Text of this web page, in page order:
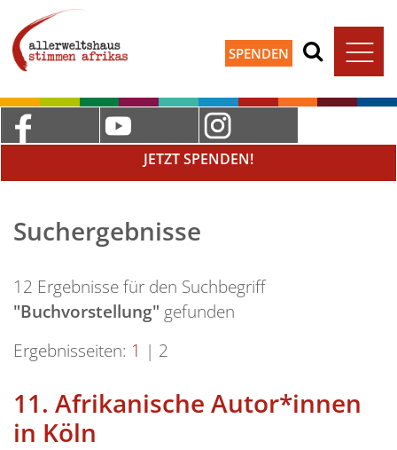
SPENDEN
JETZT SPENDEN!
Suchergebnisse
12 Ergebnisse für den Suchbegriff
"Buchvorstellung" gefunden
Ergebnisseiten: 1 | 2
11. Afrikanische Autor*innen
in Köln